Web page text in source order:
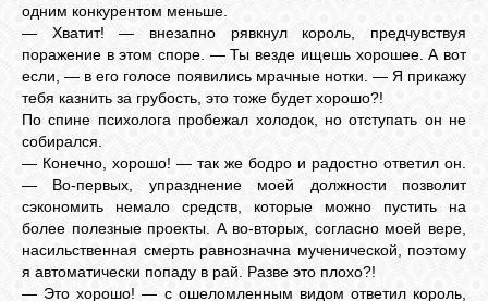
одним конкурентом меньше.
— Хватит! — внезапно рявкнул король, предчувствуя
поражение в этом споре. — Ты везде ищешь хорошее. А вот
если, — в его голосе появились мрачные нотки. — Я прикажу
тебя казнить за грубость, это тоже будет хорошо?!
По спине психолога пробежал холодок, но отступать он не
собирался.
— Конечно, хорошо! — так же бодро и радостно ответил он.
— Во-первых, упразднение моей должности позволит
сэкономить немало средств, которые можно пустить на
более полезные проекты. А во-вторых, согласно моей вере,
насильственная смерть равнозначна мученической, поэтому
я автоматически попаду в рай. Разве это плохо?!
— Это хорошо! — с ошеломленным видом ответил король,